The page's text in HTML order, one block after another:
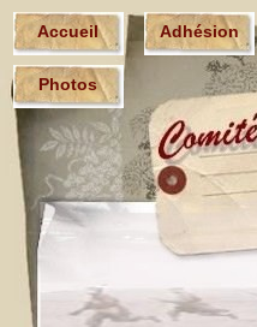
Accueil Adhésion
Photos